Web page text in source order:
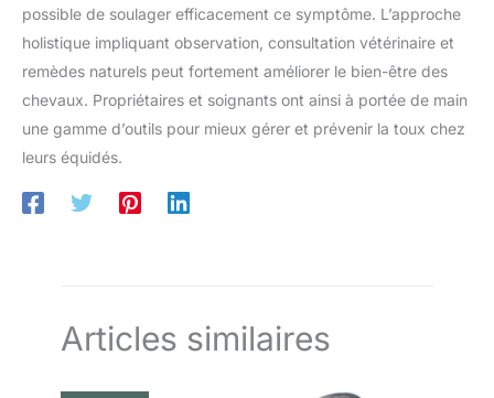
possible de soulager efficacement ce symptôme. L’approche
holistique impliquant observation, consultation vétérinaire et
remèdes naturels peut fortement améliorer le bien-être des
chevaux. Propriétaires et soignants ont ainsi à portée de main
une gamme d’outils pour mieux gérer et prévenir la toux chez
leurs équidés.
Articles similaires